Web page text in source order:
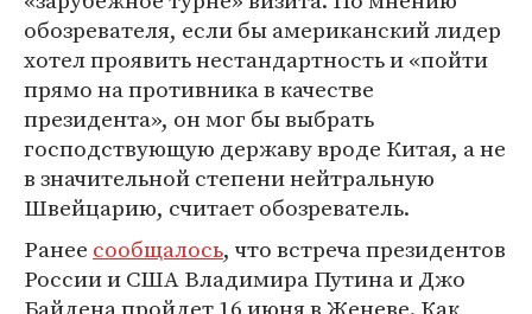
обозревателя, если бы американский лидер
хотел проявить нестандартность и «пойти
прямо на противника в качестве
президента», он мог бы выбрать
господствующую державу вроде Китая, а не
в значительной степени нейтральную
Швейцарию, считает обозреватель.
Ранее сообщалось, что встреча президентов
России и США Владимира Путина и Джо